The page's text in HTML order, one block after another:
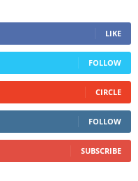
LIKE
FOLLOW
CIRCLE
FOLLOW
SUBSCRIBE